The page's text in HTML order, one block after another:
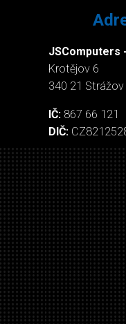
JSComputers
Krotějov 6
340 21 Strážov
IČ: 867 66 121
DIČ: